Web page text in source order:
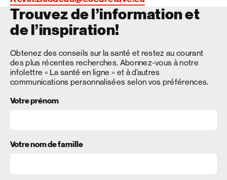
Trouvez de l’information et
de l’inspiration!
Obtenez des conseils sur la santé et restez au courant
des plus récentes recherches. Abonnez-vous à notre
infolettre « La santé en ligne » et à d’autres
communications personnalisées selon vos préférences.
Votre prénom
Votre nom de famille